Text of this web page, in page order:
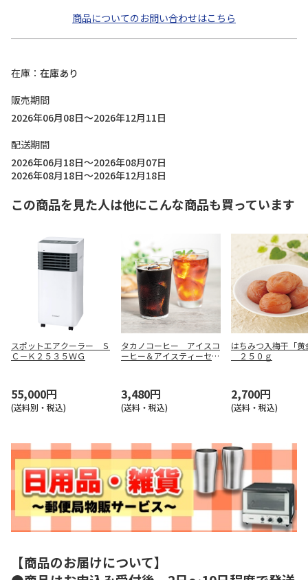
商品についてのお問い合わせはこちら
在庫
在庫あり
販売期間
2026年06月08日～2026年12月11日
配送期間
2026年06月18日～2026年08月07日
2026年08月18日～2026年12月18日
この商品を見た人は他にこんな商品も買っています
スポットエアクーラー Ｓ
Ｃ－Ｋ２５３５ＷＧ
55,000円
(送料別・税込)
タカノコーヒー アイスコ
ーヒー＆アイスティーセッ
3,480円
(送料・税込)
はちみつ入梅干「黄
２５０ｇ
2,700円
(送料・税込)
【商品のお届けについて】